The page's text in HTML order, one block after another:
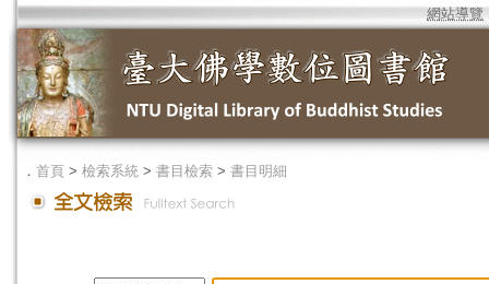
網站導覽
． 首頁 > 檢索系統 > 書目檢索 > 書目明細